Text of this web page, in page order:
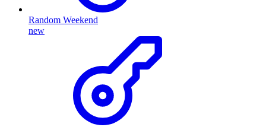
Random Weekend
new